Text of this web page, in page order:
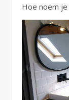
Hoe noem